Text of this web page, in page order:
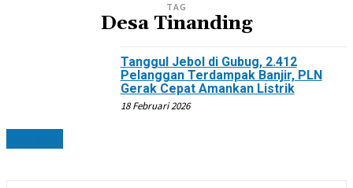
TAG
Desa Tinanding
Tanggul Jebol di Gubug, 2.412
Pelanggan Terdampak Banjir, PLN
Gerak Cepat Amankan Listrik
18 Februari 2026